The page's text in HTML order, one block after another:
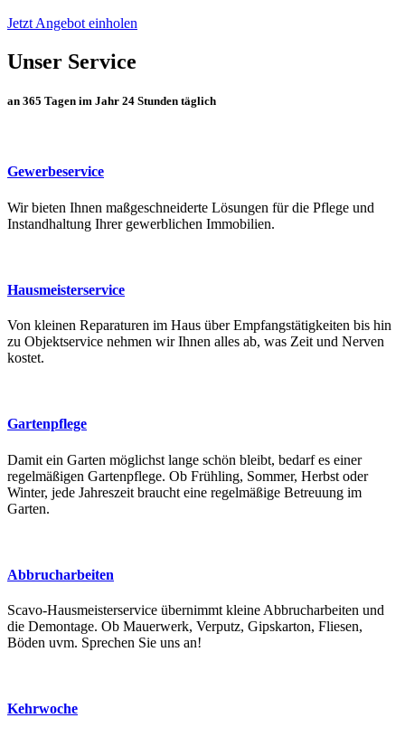
Jetzt Angebot einholen
Unser Service
an 365 Tagen im Jahr 24 Stunden täglich
Gewerbeservice
Wir bieten Ihnen maßgeschneiderte Lösungen für die Pflege und
Instandhaltung Ihrer gewerblichen Immobilien.
Hausmeisterservice
Von kleinen Reparaturen im Haus über Empfangstätigkeiten bis hin
zu Objektservice nehmen wir Ihnen alles ab, was Zeit und Nerven
kostet.
Gartenpflege
Damit ein Garten möglichst lange schön bleibt, bedarf es einer
regelmäßigen Gartenpflege. Ob Frühling, Sommer, Herbst oder
Winter, jede Jahreszeit braucht eine regelmäßige Betreuung im
Garten.
Abbrucharbeiten
Scavo-Hausmeisterservice übernimmt kleine Abbrucharbeiten und
die Demontage. Ob Mauerwerk, Verputz, Gipskarton, Fliesen,
Böden uvm. Sprechen Sie uns an!
Kehrwoche